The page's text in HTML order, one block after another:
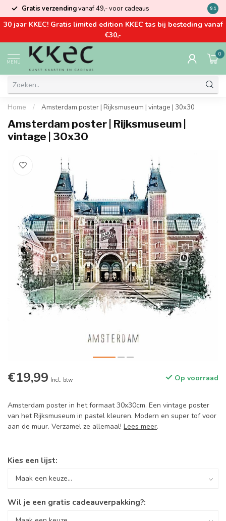
Gratis verzendingvanaf 49,- voor cadeaus Kom
9.1
30 jaar KKEC! Gratis limited edition KKEC tas bij besteding vanaf
€30,-
MENU
0
Home / Amsterdam poster | Rijksmuseum | vintage | 30x30
Amsterdam poster | Rijksmuseum |
vintage | 30x30
€19,99 Incl. btw Op voorraad
Amsterdam poster in het formaat 30x30cm. Een vintage poster
van het Rijksmuseum in pastel kleuren. Modern en super tof voor
aan de muur. Verzamel ze allemaal! Lees meer.
Kies een lijst:
Wil je een gratis cadeauverpakking?: